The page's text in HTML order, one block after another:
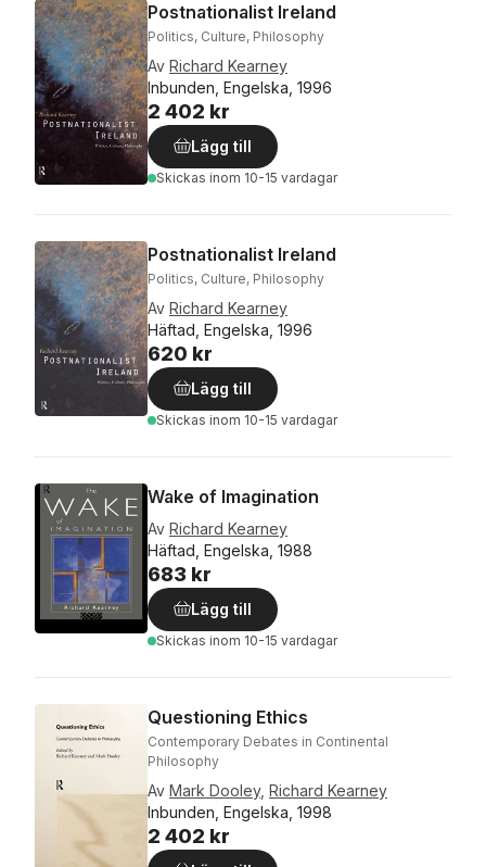
Postnationalist Ireland
Politics, Culture, Philosophy
Av Richard Kearney
Inbunden, Engelska, 1996
2 402 kr
Lägg till
Skickas inom 10-15 vardagar
Postnationalist Ireland
Politics, Culture, Philosophy
Av Richard Kearney
Häftad, Engelska, 1996
620 kr
Lägg till
Skickas inom 10-15 vardagar
Wake of Imagination
Av Richard Kearney
Häftad, Engelska, 1988
683 kr
Lägg till
Skickas inom 10-15 vardagar
Questioning Ethics
Contemporary Debates in Continental
Philosophy
Av Mark Dooley, Richard Kearney
Inbunden, Engelska, 1998
2 402 kr